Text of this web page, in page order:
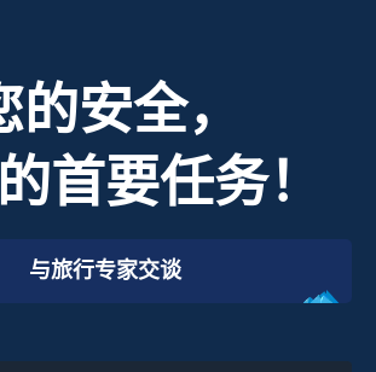
的安全，
首要任务！
与旅行专家交谈